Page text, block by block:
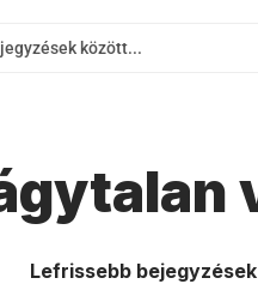
Lefrissebb bejegyzések